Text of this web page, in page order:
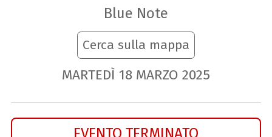
Blue Note
Cerca sulla mappa
MARTEDÌ 18 MARZO 2025
EVENTO TERMINATO